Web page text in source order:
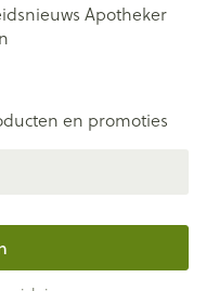
Apotheker
en promoties